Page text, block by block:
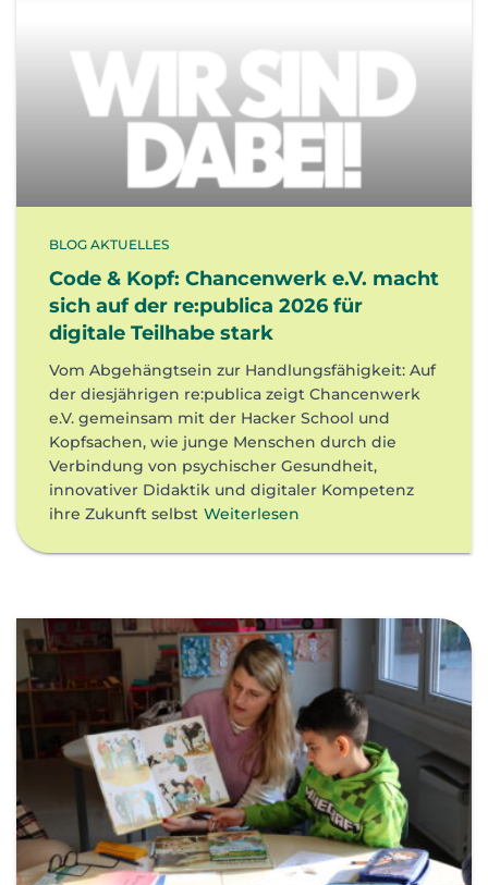
BLOG AKTUELLES
Code & Kopf: Chancenwerk e.V. macht
sich auf der re:publica 2026 für
digitale Teilhabe stark
Vom Abgehängtsein zur Handlungsfähigkeit: Auf
der diesjährigen re:publica zeigt Chancenwerk
e.V. gemeinsam mit der Hacker School und
Kopfsachen, wie junge Menschen durch die
Verbindung von psychischer Gesundheit,
innovativer Didaktik und digitaler Kompetenz
ihre Zukunft selbst Weiterlesen